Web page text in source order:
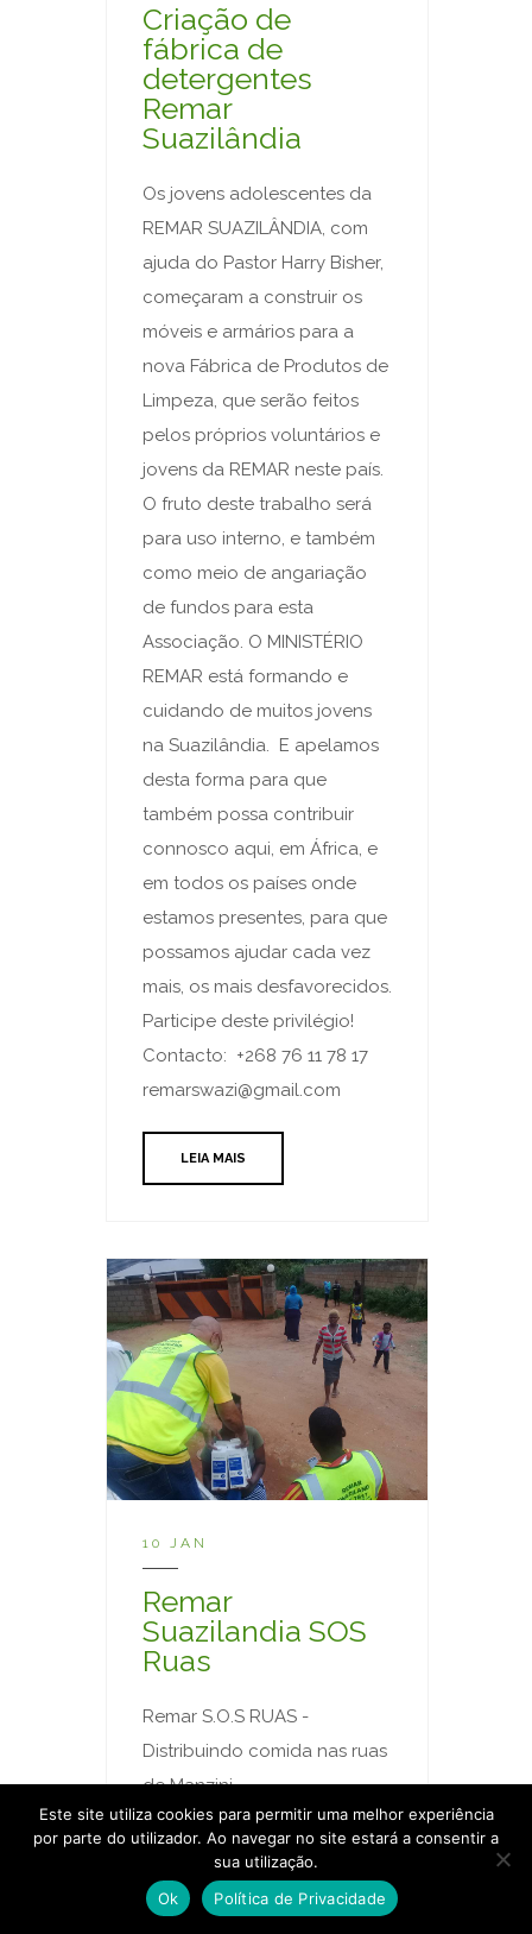
Criação de
fábrica de
detergentes
Remar
Suazilândia
Os jovens adolescentes da
REMAR SUAZILÂNDIA, com
ajuda do Pastor Harry Bisher,
começaram a construir os
móveis e armários para a
nova Fábrica de Produtos de
Limpeza, que serão feitos
pelos próprios voluntários e
jovens da REMAR neste país.
O fruto deste trabalho será
para uso interno, e também
como meio de angariação
de fundos para esta
Associação. O MINISTÉRIO
REMAR está formando e
cuidando de muitos jovens
na Suazilândia. E apelamos
desta forma para que
também possa contribuir
connosco aqui, em África, e
em todos os países onde
estamos presentes, para que
possamos ajudar cada vez
mais, os mais desfavorecidos.
Participe deste privilégio!
Contacto: +268 76 11 78 17
remarswazi@gmail.com
LEIA MAIS
10 JAN
Remar
Suazilandia SOS
Ruas
Remar S.O.S RUAS -
Distribuindo comida nas ruas
de Manzini,
Suazilândia.Ajudando uma
comunidade com cerca de
30 famílias com alimentos
perecíveis e não perecíveis,
Este site utiliza cookies para permitir uma melhor experiência
por parte do utilizador. Ao navegar no site estará a consentir a
sua utilização.
Ok
Política de Privacidade